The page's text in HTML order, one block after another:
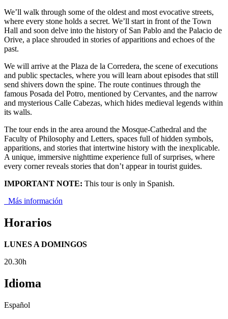
We’ll walk through some of the oldest and most evocative streets,
where every stone holds a secret. We’ll start in front of the Town
Hall and soon delve into the history of San Pablo and the Palacio de
Orive, a place shrouded in stories of apparitions and echoes of the
past.
We will arrive at the Plaza de la Corredera, the scene of executions
and public spectacles, where you will learn about episodes that still
send shivers down the spine. The route continues through the
famous Posada del Potro, mentioned by Cervantes, and the narrow
and mysterious Calle Cabezas, which hides medieval legends within
its walls.
The tour ends in the area around the Mosque-Cathedral and the
Faculty of Philosophy and Letters, spaces full of hidden symbols,
apparitions, and stories that intertwine history with the inexplicable.
A unique, immersive nighttime experience full of surprises, where
every corner reveals stories that don’t appear in tourist guides.
IMPORTANT NOTE: This tour is only in Spanish.
Más información
Horarios
LUNES A DOMINGOS
20.30h
Idioma
Español